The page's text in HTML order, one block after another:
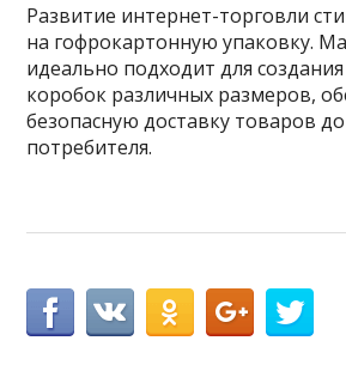
Развитие интернет-торговли
на гофрокартонную упаковку.
идеально подходит для
коробок различных размеров,
безопасную доставку товаров
потребителя.